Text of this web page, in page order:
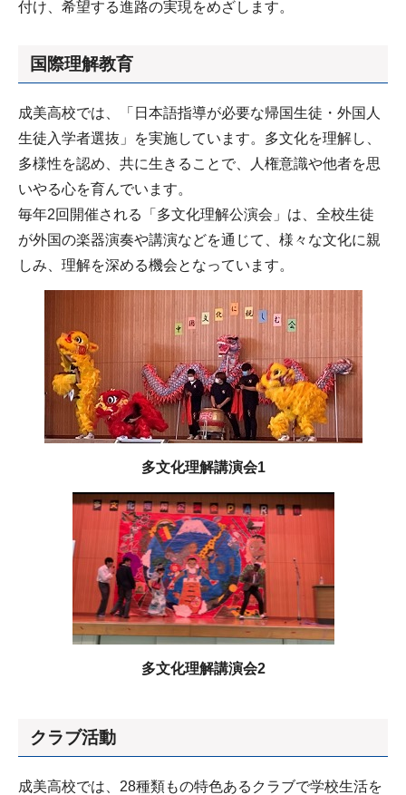
付け、希望する進路の実現をめざします。
国際理解教育
成美高校では、「日本語指導が必要な帰国生徒・外国人
生徒入学者選抜」を実施しています。多文化を理解し、
多様性を認め、共に生きることで、人権意識や他者を思
いやる心を育んでいます。
毎年2回開催される「多文化理解公演会」は、全校生徒
が外国の楽器演奏や講演などを通じて、様々な文化に親
しみ、理解を深める機会となっています。
多文化理解講演会1
多文化理解講演会2
クラブ活動
成美高校では、28種類もの特色あるクラブで学校生活を